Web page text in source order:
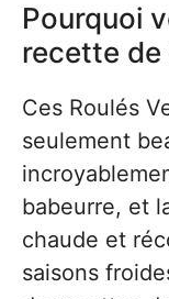
Pourquoi
recette de
Ces Roulés
seulement
babeurre, et
chaude et
saisons